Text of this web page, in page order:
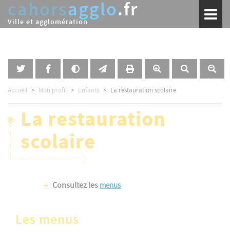
Aller
contenu
cahorsagglo.fr
Ville et agglomération
Accueil Mon profil Enfants La restauration scolaire
La restauration
scolaire
Consultez lesmenus
Les menus